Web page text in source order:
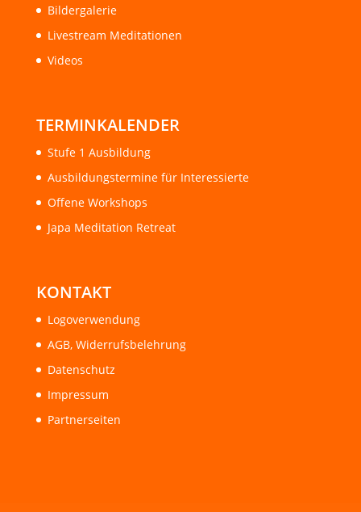
Bildergalerie
Livestream Meditationen
Videos
TERMINKALENDER
Stufe 1 Ausbildung
Ausbildungstermine für Interessierte
Offene Workshops
Japa Meditation Retreat
KONTAKT
Logoverwendung
AGB, Widerrufsbelehrung
Datenschutz
Impressum
Partnerseiten